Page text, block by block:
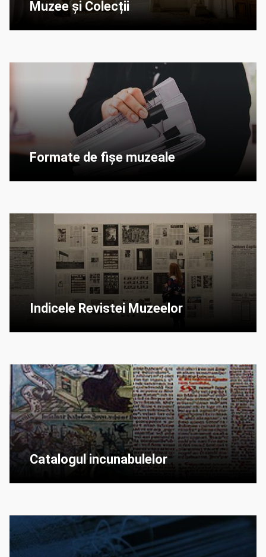
Muzee și Colecții
Formate de fișe muzeale
Indicele Revistei Muzeelor
Catalogul incunabulelor